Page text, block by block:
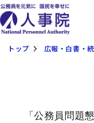
トップ 広報・白書・
「公務員問題